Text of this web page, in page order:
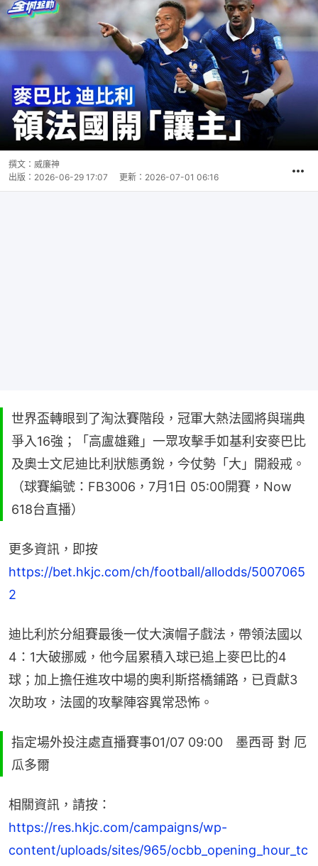
撰文： 威廉神
出版： 2026-06-29 17:07 更新： 2026-07-01 06:16
世界盃轉眼到了淘汰賽階段，冠軍大熱法國將與瑞典
爭入16強；「高盧雄雞」一眾攻擊手如基利安麥巴比
及奧士文尼迪比利狀態勇銳，今仗勢「大」開殺戒。
（球賽編號：FB3006，7月1日 05:00開賽，Now
618台直播）
https://bet.hkjc.com/ch/football/allodds/5007065
2
迪比利於分組賽最後一仗大演帽子戲法，帶領法國以
4：1大破挪威，他今屆累積入球已追上麥巴比的4
球；加上擔任進攻中場的奧利斯搭橋鋪路，已貢獻3
次助攻，法國的攻擊陣容異常恐怖。
指定場外投注處直播賽事01/07 09:00 墨西哥 對 厄
瓜多爾
相關資訊，請按：
https://res.hkjc.com/campaigns/wp-
content/uploads/sites/965/ocbb_opening_hour_tc